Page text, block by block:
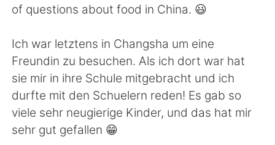
简体中文 繁體中文
Español العربية
Français Deutsch
日本語 한국어
of questions about food in China. 😃
Ich war letztens in Changsha um eine
Freundin zu besuchen. Als ich dort war hat
sie mir in ihre Schule mitgebracht und ich
durfte mit den Schuelern reden! Es gab so
viele sehr neugierige Kinder, und das hat mir
sehr gut gefallen 😁